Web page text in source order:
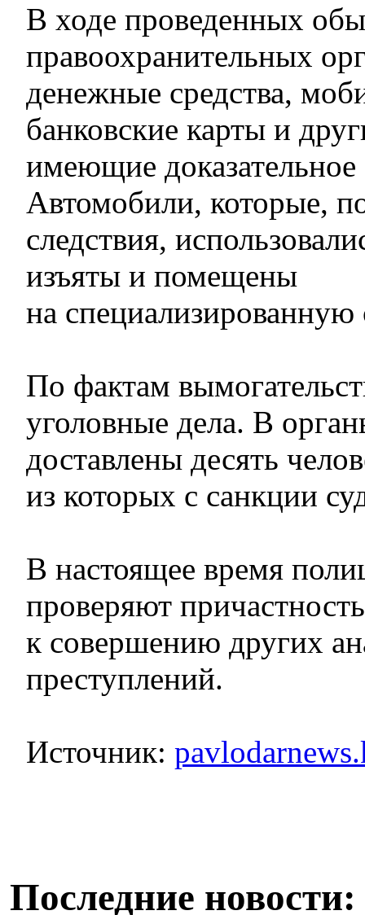
В ходе проведенных
правоохранительных
денежные средства,
банковские карты и
имеющие доказательное
Автомобили, которые,
следствия,
изъяты и помещены
на специализированную
По фактам
уголовные дела. В
доставлены десять
из которых с санкции
В настоящее время
проверяют
к совершению других
преступлений.
Источник:
Последние новости: